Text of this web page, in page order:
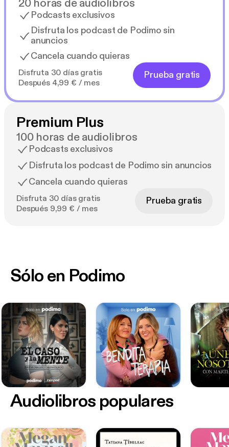
20 horas de audiolibros
Podcasts exclusivos
Disfruta los podcast de Podimo sin
anuncios
Cancela cuando quieras
Disfruta 30 días gratis
Después 4,99 € / mes
Prueba gratis
Premium Plus
100 horas de audiolibros
Podcasts exclusivos
Disfruta los podcast de Podimo sin anuncios
Cancela cuando quieras
Disfruta 30 días gratis
Después 9,99 € / mes
Prueba gratis
Sólo en Podimo
Audiolibros populares